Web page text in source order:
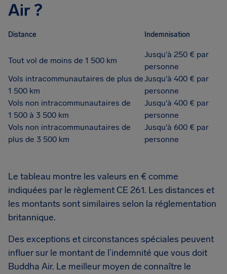
Air ?
Distance Indemnisation
Tout vol de moins de 1 500 km
Jusqu'à 250 € par
personne
Vols intracommunautaires de plus de
1 500 km
Jusqu'à 400 € par
personne
Vols non intracommunautaires de
1 500 à 3 500 km
Jusqu'à 400 € par
personne
Vols non intracommunautaires de
plus de 3 500 km
Jusqu'à 600 € par
personne
Le tableau montre les valeurs en € comme
indiquées par le règlement CE 261. Les distances et
les montants sont similaires selon la réglementation
britannique.
Des exceptions et circonstances spéciales peuvent
influer sur le montant de l’indemnité que vous doit
Buddha Air. Le meilleur moyen de connaître le